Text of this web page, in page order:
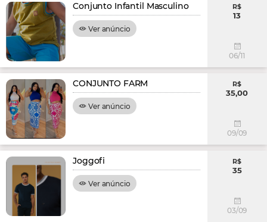
Conjunto Infantil Masculino
Ver anúncio
R$
13
06/11
CONJUNTO FARM
Ver anúncio
R$
35,00
09/09
Joggofi
Ver anúncio
R$
35
03/09